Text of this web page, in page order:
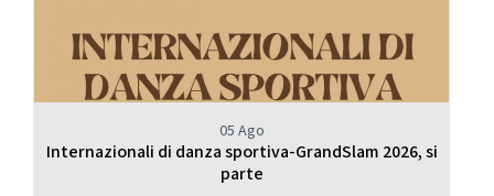
05 Ago
Internazionali di danza sportiva-GrandSlam 2026, si
parte